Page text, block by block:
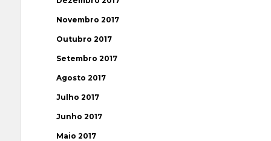
Novembro 2017
Outubro 2017
Setembro 2017
Agosto 2017
Julho 2017
Junho 2017
Maio 2017